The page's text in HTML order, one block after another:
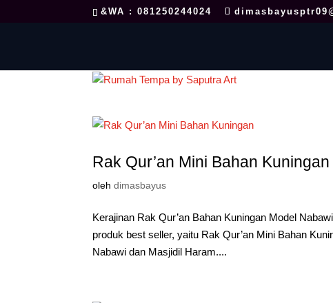
&WA : 081250244024
Rak Qur’an Mini Bahan Kuningan
olehdimasbayus
Kerajinan Rak Qur’an Bahan Kuningan Model
produk best seller, yaitu Rak Qur’an Mini Bahan
Nabawi dan Masjidil Haram....